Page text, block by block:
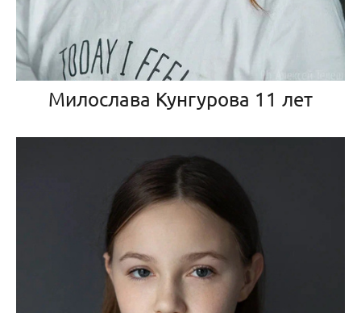
Милослава Кунгурова 11 лет